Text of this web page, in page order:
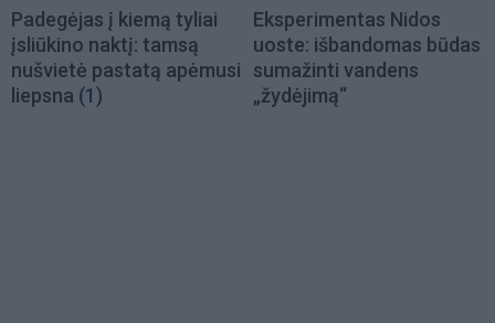
Padegėjas į kiemą tyliai
įsliūkino naktį: tamsą
nušvietė pastatą apėmusi
liepsna (1)
Eksperimentas Nidos
uoste: išbandomas būdas
sumažinti vandens
„žydėjimą“